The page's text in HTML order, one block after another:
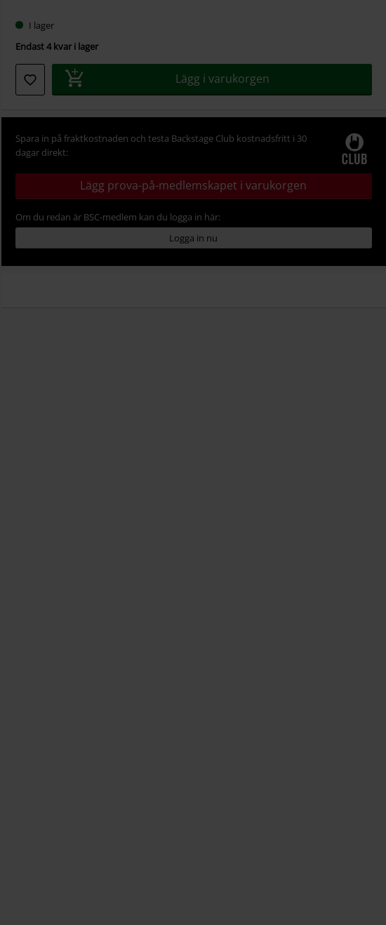
I lager
Endast 4 kvar i lager
Lägg i varukorgen
Spara in på fraktkostnaden och testa Backstage Club kostnadsfritt i 30
dagar direkt:
Lägg prova-på-medlemskapet i varukorgen
Om du redan är BSC-medlem kan du logga in här:
Logga in nu